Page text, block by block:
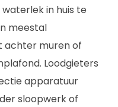
in huis te
meestal
achter muren of
Loodgieters
apparatuur
sloopwerk of